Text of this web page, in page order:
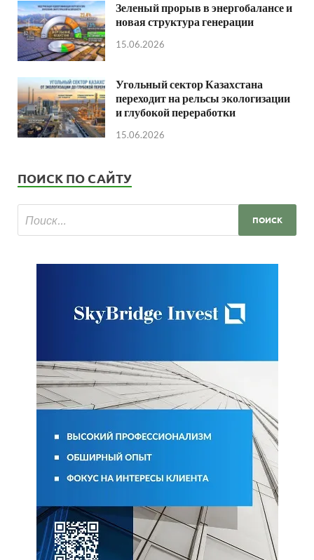
Зеленый прорыв в энергобалансе и
новая структура генерации
15.06.2026
Угольный сектор Казахстана
переходит на рельсы экологизации
и глубокой переработки
15.06.2026
ПОИСК ПО САЙТУ